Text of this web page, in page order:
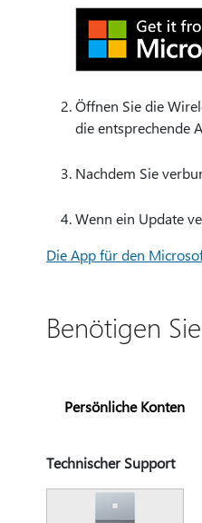
Öffnen Sie die
die entsprechende
Nachdem Sie
Wenn ein Update
Die App für den
Benötigen
Persönliche Konten
Technischer Support